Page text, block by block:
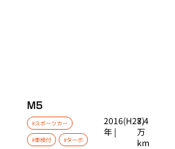
M5
#スポーツカー
#車検付 #ターボ
2016(H28)
年 |
7.4
万
km